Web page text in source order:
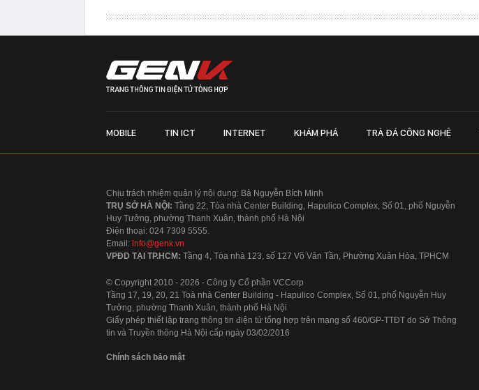
MOBILE TIN ICT INTERNET KHÁM PHÁ TRÀ ĐÁ CÔNG NGHỆ
Chịu trách nhiệm quản lý nội dung: Bà Nguyễn Bích Minh
TRỤ SỞ HÀ NỘI: Tầng 22, Tòa nhà Center Building, Hapulico Complex, Số 01, phố Nguyễn
Huy Tưởng, phường Thanh Xuân, thành phố Hà Nội
Điện thoại: 024 7309 5555.
Email: info@genk.vn
VPĐD TẠI TP.HCM: Tầng 4, Tòa nhà 123, số 127 Võ Văn Tần, Phường Xuân Hòa, TPHCM
© Copyright 2010 - 2026 - Công ty Cổ phần VCCorp
Tầng 17, 19, 20, 21 Toà nhà Center Building - Hapulico Complex, Số 01, phố Nguyễn Huy
Tưởng, phường Thanh Xuân, thành phố Hà Nội
Giấy phép thiết lập trang thông tin điện tử tổng hợp trên mạng số 460/GP-TTĐT do Sở Thông
tin và Truyền thông Hà Nội cấp ngày 03/02/2016
Chính sách bảo mật